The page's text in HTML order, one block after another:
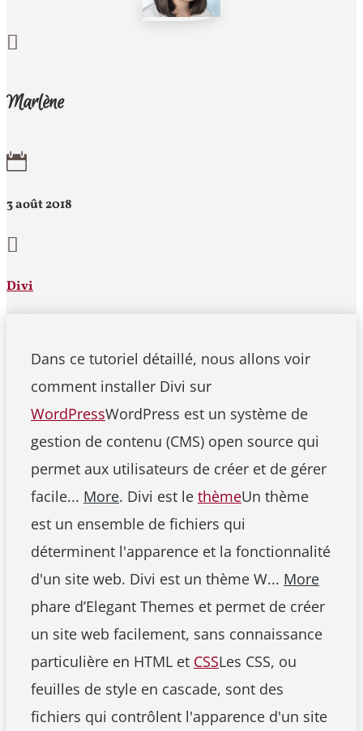

Marlène

3 août 2018

Divi
Dans ce tutoriel détaillé, nous allons voir
comment installer Divi sur
WordPressWordPress est un système de
gestion de contenu (CMS) open source qui
permet aux utilisateurs de créer et de gérer
facile... More. Divi est le thèmeUn thème
est un ensemble de fichiers qui
déterminent l'apparence et la fonctionnalité
d'un site web. Divi est un thème W... More
phare d’Elegant Themes et permet de créer
un site web facilement, sans connaissance
particulière en HTML et CSSLes CSS, ou
feuilles de style en cascade, sont des
fichiers qui contrôlent l'apparence d'un site